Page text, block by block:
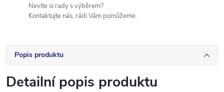
Nevíte si rady s výběrem?
Kontaktujte nás, rádi Vám pomůžeme.
Popis produktu
Detailní popis produktu